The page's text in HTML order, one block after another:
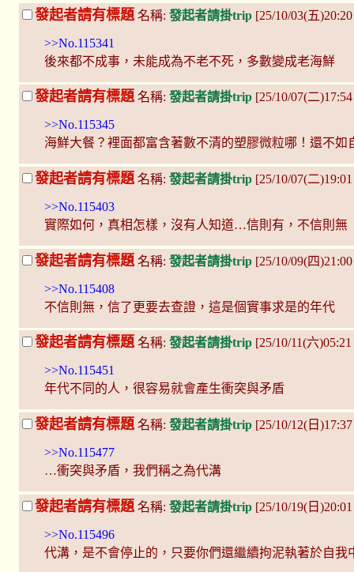
發起者請有標題 名稱: 發起者請掛trip [25/10/03(五
>>No.115341
後來都不成事，未能成為不老不死，多數變成老海鮮
發起者請有標題名稱: 發起者請掛trip [25/10/07(二
>>No.115345
海鮮大餐？裡面都富含著數不清的塑膠微粒哪！還不如
發起者請有標題 名稱: 發起者請掛trip [25/10/07(二
>>No.115403
實際如何，真相怎樣，沒有人知道…信則有，不信則無
發起者請有標題 名稱: 發起者請掛trip [25/10/09(四
>>No.115408
不信則無，信了更要去查證，這是個實事求是的年代
發起者請有標題名稱: 發起者請掛trip [25/10/11(六
>>No.115451
年代不同的人，很容易就會產生衝突與矛盾
發起者請有標題 名稱: 發起者請掛trip [25/10/12(日
>>No.115477
…衝突與矛盾，我們稱之為代溝
發起者請有標題 名稱: 發起者請掛trip [25/10/19(日
>>No.115496
代溝，是不會停止的，只要你們還繼續拘泥執著於自我